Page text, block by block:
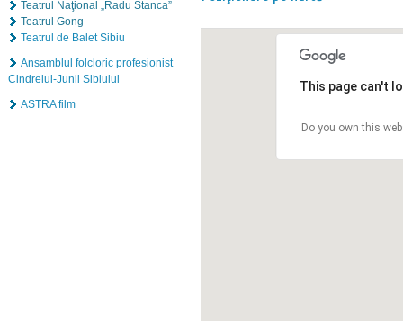
Teatrul Naţional „Radu Stanca”
Teatrul Gong
Teatrul de Balet Sibiu
Ansamblul folcloric profesionist
Cindrelul-Junii Sibiului
ASTRA film
This page can't
Do you own this